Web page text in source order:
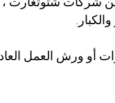
أو ورش العمل